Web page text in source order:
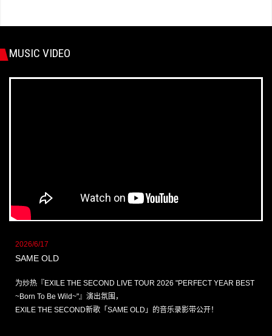
MUSIC VIDEO
2026/6/17
SAME OLD
为炒热『EXILE THE SECOND LIVE TOUR 2026 "PERFECT YEAR BEST
~Born To Be Wild~"』演出氛围，
EXILE THE SECOND新歌「SAME OLD」的音乐录影带公开！